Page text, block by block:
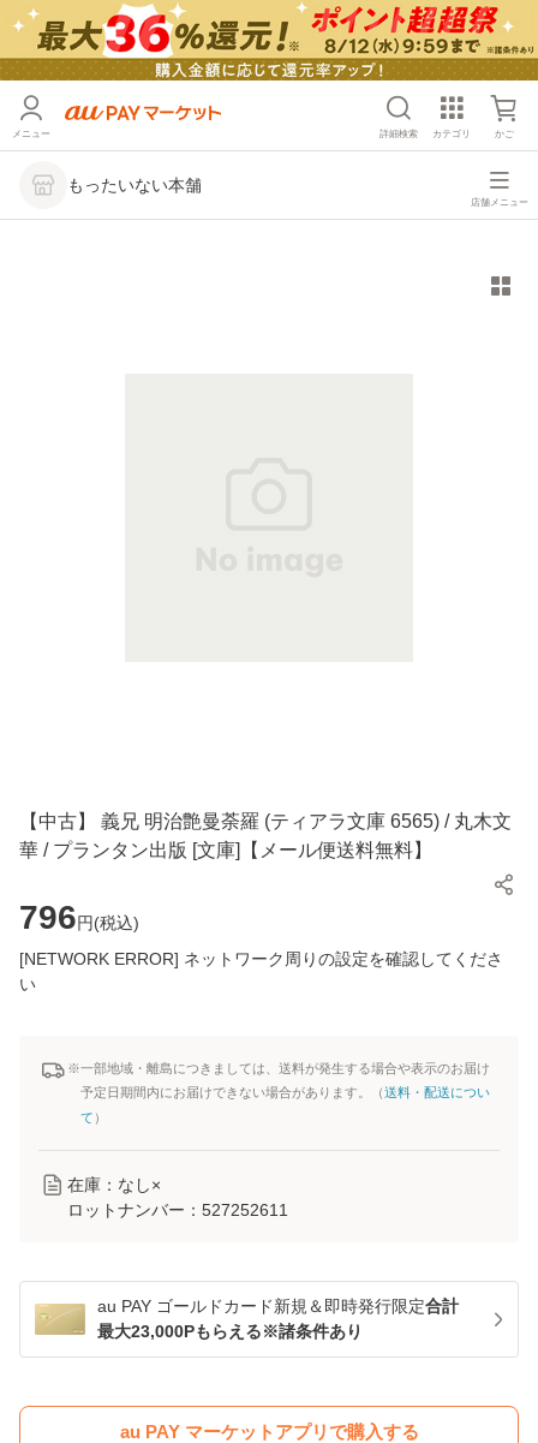
メニュー 詳細検索 カテゴリ かご
もったいない本舗
店舗メニュー
【中古】 義兄 明治艶曼荼羅 (ティアラ文庫 6565) / 丸木文
華 / プランタン出版 [文庫]【メール便送料無料】
796円(税込)
[NETWORK ERROR] ネットワーク周りの設定を確認してくださ
い
※一部地域・離島につきましては、送料が発生する場合や表示のお届け
予定日期間内にお届けできない場合があります。（送料・配送につい
て ）
在庫：なし×
ロットナンバー： 527252611
au PAY ゴールドカード新規＆即時発行限定合計
最大23,000Pもらえる※諸条件あり
au PAY マーケットアプリで購入する